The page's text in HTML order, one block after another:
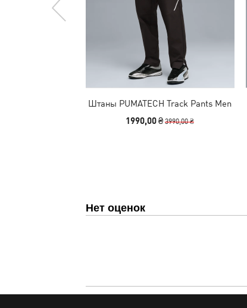
Штаны PUMATECH Track Pants Men
1990,00 ₴3990,00 ₴
Нет оценок